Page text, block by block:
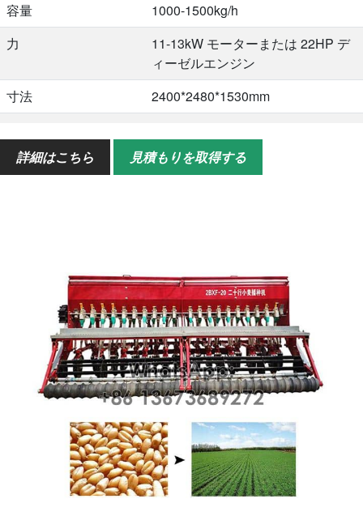
容量
1000-1500kg/h
力
11-13kW モーターまたは 22HP デ
ィーゼルエンジン
寸法
2400*2480*1530mm
詳細はこちら
見積もりを取得する